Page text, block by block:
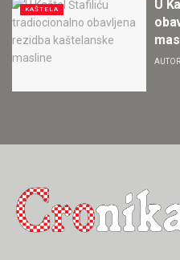
KAŠTELA
U
AUTOR